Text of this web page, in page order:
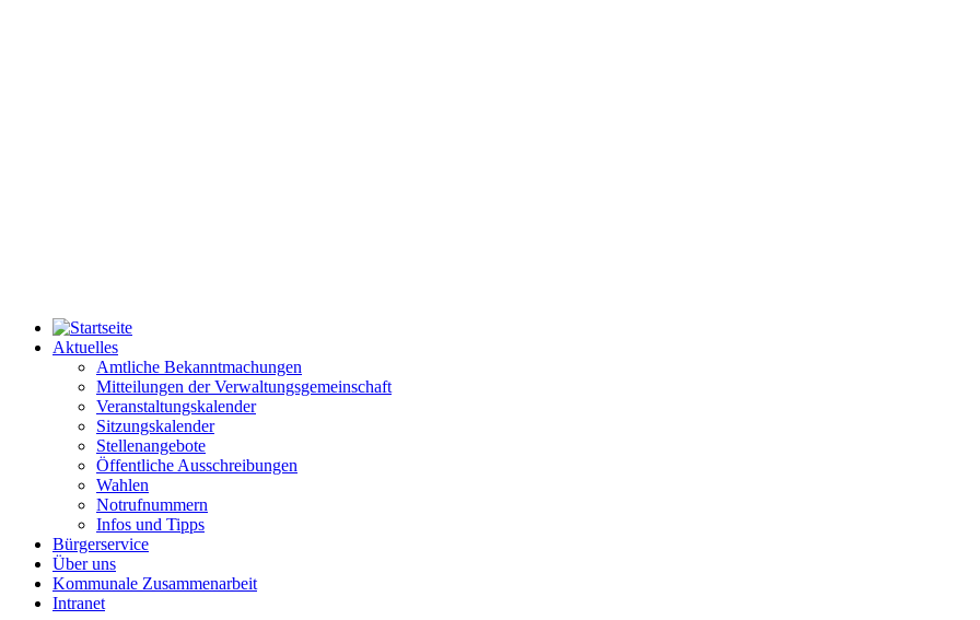
Aktuelles
Amtliche Bekanntmachungen
Mitteilungen der Verwaltungsgemeinschaft
Veranstaltungskalender
Sitzungskalender
Stellenangebote
Öffentliche Ausschreibungen
Wahlen
Notrufnummern
Infos und Tipps
Bürgerservice
Über uns
Kommunale Zusammenarbeit
Intranet